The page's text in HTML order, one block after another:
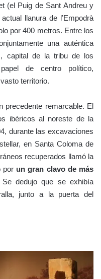
(el Puig de Sant Andreu y
llanura de l’Empodrà
por 400 metros. Entre los
una auténtica
capital de la tribu de los
de centro político,
territorio.
precedente remarcable. El
ibéricos al noreste de la
durante las excavaciones
en Santa Coloma de
recuperados llamó la
por un gran clavo de más
dedujo que se exhibía
junto a la puerta del